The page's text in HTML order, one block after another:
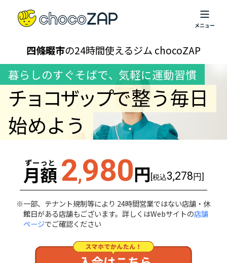
四條畷市の24時間使えるジム chocoZAP
暮らしのすぐそばで、 気軽に運動習慣
チョコザップで整う毎日
始めよう
ずーっと
月額 2,980円[税込3,278円]
一部、テナント規制等により 24時間営業ではない店舗・休
館日がある店舗もございます。詳しくはWebサイトの店舗
ページでご確認ください